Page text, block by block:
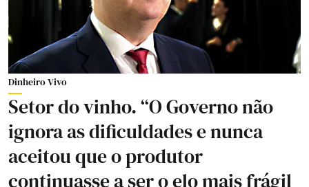
Dinheiro Vivo
Setor do vinho. “O Governo não
ignora as dificuldades e nunca
aceitou que o produtor
continuasse a ser o elo mais frágil